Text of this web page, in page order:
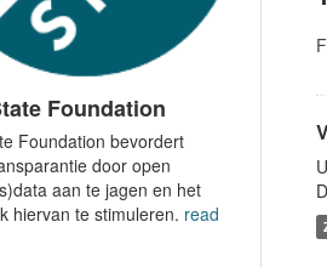
Foundation
Foundation bevordert
door open
aan te jagen en het
hiervan te stimuleren. read